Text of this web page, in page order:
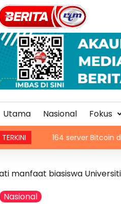
Utama Nasional Fokus
TERKINI
164 server Bitcoin disita,
manfaat biasiswa
Nasional